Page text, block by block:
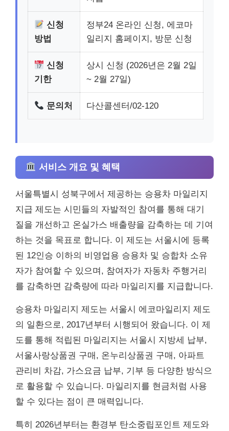
신청
방법
정부24 온라인 신청, 에코마
일리지 홈페이지, 방문 신청
신청
기한
상시 신청 (2026년은 2월 2일
~ 2월 27일)
문의처 다산콜센터/02-120
서비스 개요 및 혜택
서울특별시 성북구에서 제공하는 승용차 마일리지
지급 제도는 시민들의 자발적인 참여를 통해 대기
질을 개선하고 온실가스 배출량을 감축하는 데 기여
하는 것을 목표로 합니다. 이 제도는 서울시에 등록
된 12인승 이하의 비영업용 승용차 및 승합차 소유
자가 참여할 수 있으며, 참여자가 자동차 주행거리
를 감축하면 감축량에 따라 마일리지를 지급합니다.
승용차 마일리지 제도는 서울시 에코마일리지 제도
의 일환으로, 2017년부터 시행되어 왔습니다. 이 제
도를 통해 적립된 마일리지는 서울시 지방세 납부,
서울사랑상품권 구매, 온누리상품권 구매, 아파트
관리비 차감, 가스요금 납부, 기부 등 다양한 방식으
로 활용할 수 있습니다. 마일리지를 현금처럼 사용
할 수 있다는 점이 큰 매력입니다.
특히 2026년부터는 환경부 탄소중립포인트 제도와